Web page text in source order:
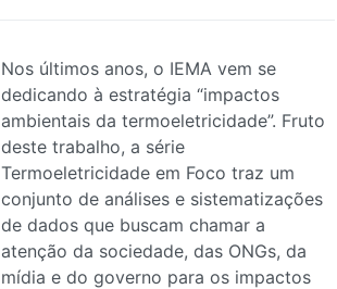
Nos últimos anos, o IEMA vem se
dedicando à estratégia “impactos
ambientais da termoeletricidade”. Fruto
deste trabalho, a série
Termoeletricidade em Foco traz um
conjunto de análises e sistematizações
de dados que buscam chamar a
atenção da sociedade, das ONGs, da
mídia e do governo para os impactos